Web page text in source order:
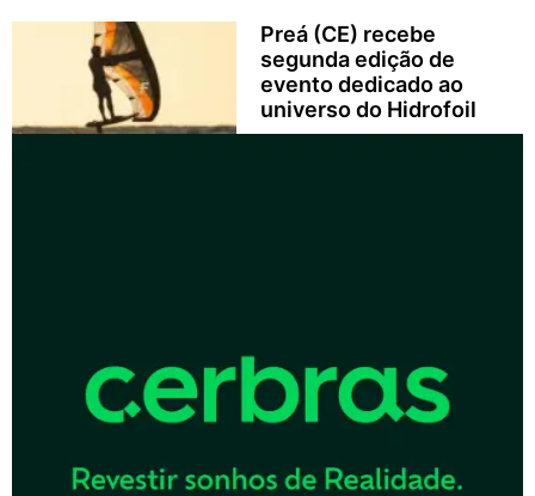
Preá (CE) recebe
segunda edição de
evento dedicado ao
universo do Hidrofoil